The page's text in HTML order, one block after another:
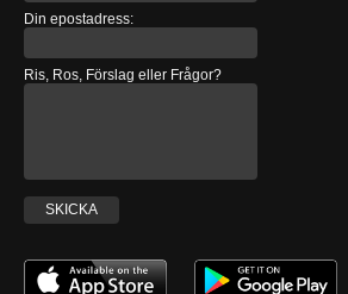
Din epostadress:
Ris, Ros, Förslag eller Frågor?
SKICKA